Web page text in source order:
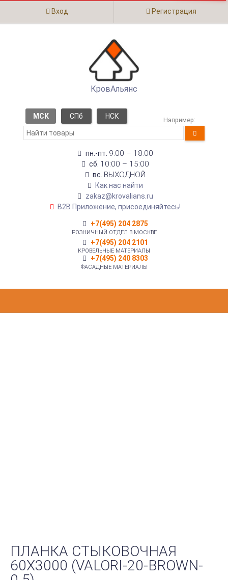
Вход Регистрация
КровАльянс
МСК СПб НСК Например:
пн.-пт. 9:00 – 18:00
сб. 10:00 – 15:00
вс. ВЫХОДНОЙ
Как нас найти
zakaz@krovalians.ru
B2B Приложение, присоединяйтесь!
+7(495) 204 2875
РОЗНИЧНЫЙ ОТДЕЛ В МОСКВЕ
+7(495) 204 2101
КРОВЕЛЬНЫЕ МАТЕРИАЛЫ
+7(495) 240 8303
ФАСАДНЫЕ МАТЕРИАЛЫ
ПЛАНКА СТЫКОВОЧНАЯ
60Х3000 (VALORI-20-BROWN-